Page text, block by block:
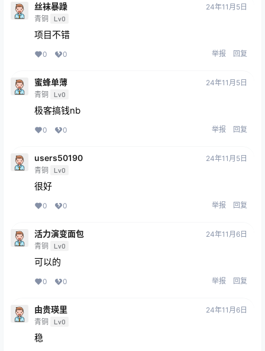
丝袜暴躁
青铜 Lv0
24年11月5日
项目不错
0 0 举报 回复
蜜蜂单薄
青铜 Lv0
24年11月5日
极客搞钱nb
0 0 举报 回复
users50190
青铜 Lv0
24年11月5日
很好
0 0 举报 回复
活力演变面包
青铜 Lv0
24年11月6日
可以的
0 0 举报 回复
由贵瑛里
青铜 Lv0
24年11月6日
稳